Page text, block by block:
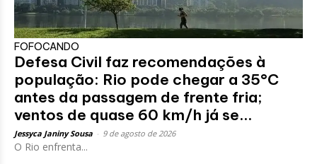
FOFOCANDO
Defesa Civil faz recomendações à
população: Rio pode chegar a 35°C
antes da passagem de frente fria;
ventos de quase 60 km/h já se...
Jessyca Janiny Sousa 9 de agosto de 2026
O Rio enfrenta...